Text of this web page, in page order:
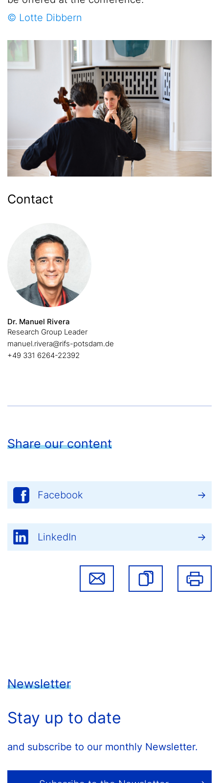
© Lotte Dibbern
Contact
Dr. Manuel Rivera
Research Group Leader
manuel.rivera@rifs-potsdam.de
+49 331 6264-22392
Share our content
Facebook
LinkedIn
Newsletter
Stay up to date
and subscribe to our monthly Newsletter.